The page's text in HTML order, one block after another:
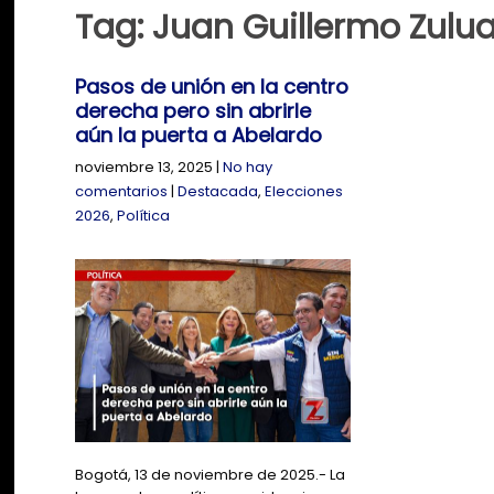
Tag: Juan Guillermo
Pasos de unión en la centro
derecha pero sin abrirle
aún la puerta a Abelardo
noviembre 13, 2025 |No hay
comentarios |Destacada,Elecciones
2026,Política
Bogotá, 13 de noviembre de 2025.- La